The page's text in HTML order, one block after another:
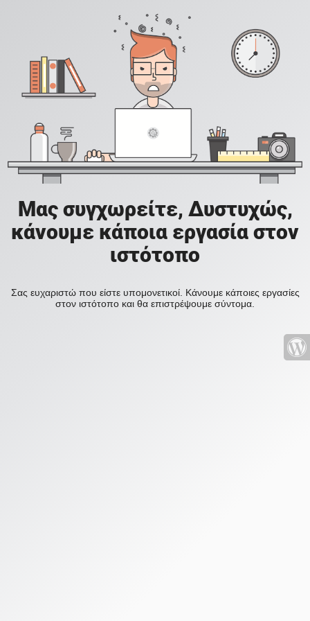
Μας συγχωρείτε, Δυστυχώς,
κάνουμε κάποια εργασία στον
ιστότοπο
Σας ευχαριστώ που είστε υπομονετικοί. Κάνουμε κάποιες εργασίες
στον ιστότοπο και θα επιστρέψουμε σύντομα.